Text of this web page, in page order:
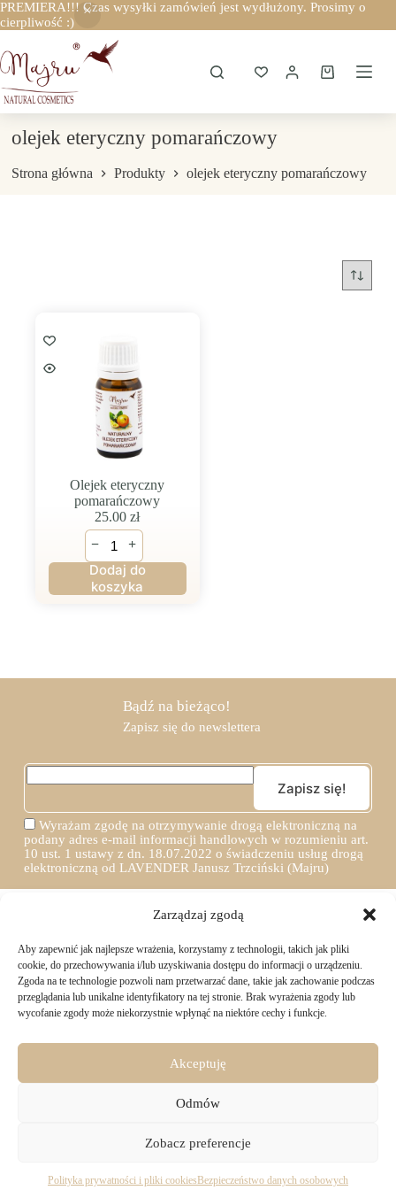
Zarządzaj zgodą
Aby zapewnić jak najlepsze wrażenia, korzystamy z technologii, takich jak pliki
cookie, do przechowywania i/lub uzyskiwania dostępu do informacji o urządzeniu.
Zgoda na te technologie pozwoli nam przetwarzać dane, takie jak zachowanie podczas
przeglądania lub unikalne identyfikatory na tej stronie. Brak wyrażenia zgody lub
wycofanie zgody może niekorzystnie wpłynąć na niektóre cechy i funkcje.
Akceptuję
Odmów
Zobacz preferencje
Polityka prywatności i pliki cookiesBezpieczeństwo danych osobowych
PREMIERA!!! Czas wysyłki zamówień jest wydłużony. Prosimy o
cierpliwość :)
do
treści
Koszyk
olejek eteryczny pomarańczowy
Strona główna Produkty olejek eteryczny pomarańczowy
Olejek eteryczny
pomarańczowy
25.00zł
ilość
Olejek
eteryczny
pomarańczowy
− +
Dodaj do
koszyka
Bądź na bieżąco!
Zapisz się do newslettera
Wyrażam zgodę na otrzymywanie drogą elektroniczną na
podany adres e-mail informacji handlowych w rozumieniu art.
10 ust. 1 ustawy z dn. 18.07.2022 o świadczeniu usług drogą
elektroniczną od LAVENDER Janusz Trzciński (Majru)
TWOJE ZAKUPY
Logowanie i rejestracja
Jak złożyć zamówienie
Formy płatności
14 dni na zwrot zakupów
INFORMACJE PRAWNE
Regulamin sklepu
Materiały do pobrania
KONTAKT
biuro@majru.com
Pracujemy od 9:00 do 16:00 w dni robocze.
Copyright © 2026 - Majru